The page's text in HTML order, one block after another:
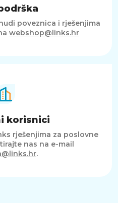
poveznica i rješenjima
webshop@links.hr
korisnici
rješenjima za poslovne
nas na e-mail
.